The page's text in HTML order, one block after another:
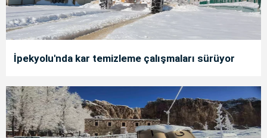
İpekyolu'nda kar temizleme çalışmaları sürüyor